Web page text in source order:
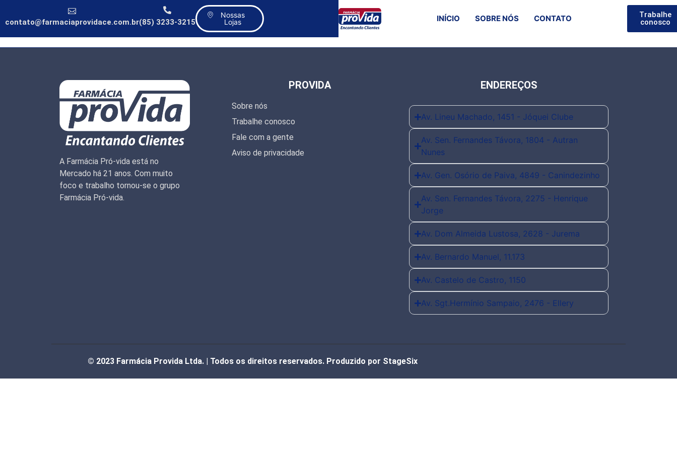
contato@farmaciaprovidace.com.br(85) 3233-3215
Nossas
Lojas
INÍCIO SOBRE NÓS CONTATO
Trabalhe
conosco
A Farmácia Pró-vida está no
Mercado há 21 anos. Com muito
foco e trabalho tornou-se o grupo
Farmácia Pró-vida.
PROVIDA
Sobre nós
Trabalhe conosco
Fale com a gente
Aviso de privacidade
ENDEREÇOS
Av. Lineu Machado, 1451 - Jóquei Clube
Av. Sen. Fernandes Távora, 1804 - Autran
Nunes
Av. Gen. Osório de Paiva, 4849 - Canindezinho
Av. Sen. Fernandes Távora, 2275 - Henrique
Jorge
Av. Dom Almeida Lustosa, 2628 - Jurema
Av. Bernardo Manuel, 11.173
Av. Castelo de Castro, 1150
Av. Sgt.Hermínio Sampaio, 2476 - Ellery
© 2023 Farmácia Provida Ltda. | Todos os direitos reservados. Produzido por StageSix